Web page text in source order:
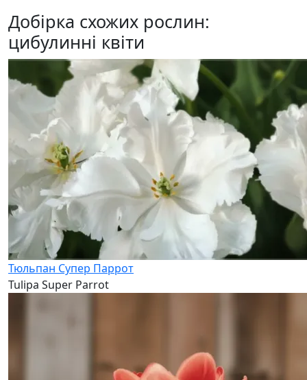
Добірка схожих рослин:
цибулинні квіти
Тюльпан Супер Паррот
Tulipa Super Parrot